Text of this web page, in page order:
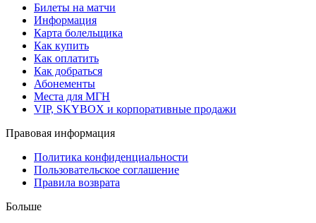
Билеты на матчи
Информация
Карта болельщика
Как купить
Как оплатить
Как добраться
Абонементы
Места для МГН
VIP, SKYBOX и корпоративные продажи
Правовая информация
Политика конфиденциальности
Пользовательское соглашение
Правила возврата
Больше